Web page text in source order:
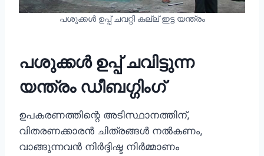
പശുക്കൾ ഉപ്പ് ചവറ്റി കല്ല് ഇട്ട യന്ത്രം
പശുക്കൾ ഉപ്പ് ചവിട്ടുന്ന
യന്ത്രം ഡീബഗ്ഗിംഗ്
ഉപകരണത്തിന്റെ അടിസ്ഥാനത്തിന്,
വിതരണക്കാരൻ ചിത്രങ്ങൾ നൽകണം,
വാങ്ങുന്നവൻ നിർദ്ദിഷ്ട നിർമ്മാണം